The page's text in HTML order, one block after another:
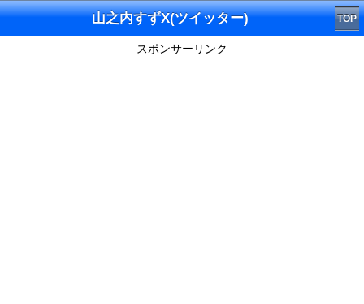
山之内すずX(ツイッター) TOP
スポンサーリンク